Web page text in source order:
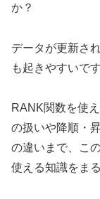
か？
データが更新さ
も起きやすいで
RANK関数を使
の扱いや降順・
の違いまで、こ
使える知識をま